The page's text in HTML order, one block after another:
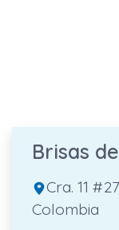
Brisas
Cra. 11
Colombia